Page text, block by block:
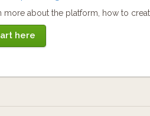
more about the platform, how to
here